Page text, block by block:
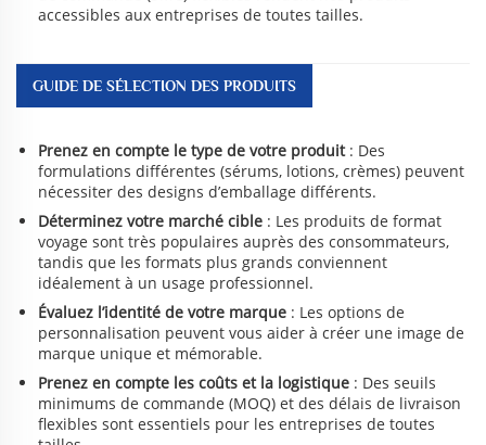
accessibles aux entreprises de toutes tailles.
GUIDE DE SÉLECTION DES PRODUITS
Prenez en compte le type de votre produit : Des
formulations différentes (sérums, lotions, crèmes) peuvent
nécessiter des designs d’emballage différents.
Déterminez votre marché cible : Les produits de format
voyage sont très populaires auprès des consommateurs,
tandis que les formats plus grands conviennent
idéalement à un usage professionnel.
Évaluez l’identité de votre marque : Les options de
personnalisation peuvent vous aider à créer une image de
marque unique et mémorable.
Prenez en compte les coûts et la logistique : Des seuils
minimums de commande (MOQ) et des délais de livraison
flexibles sont essentiels pour les entreprises de toutes